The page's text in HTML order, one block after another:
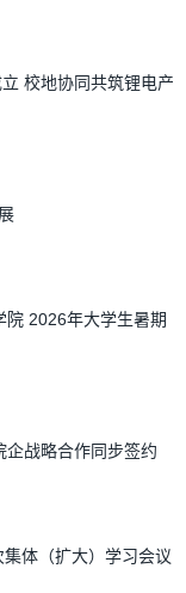
校地协同共筑锂电产
2026年大学生暑期
战略合作同步签约
体（扩大）学习会议